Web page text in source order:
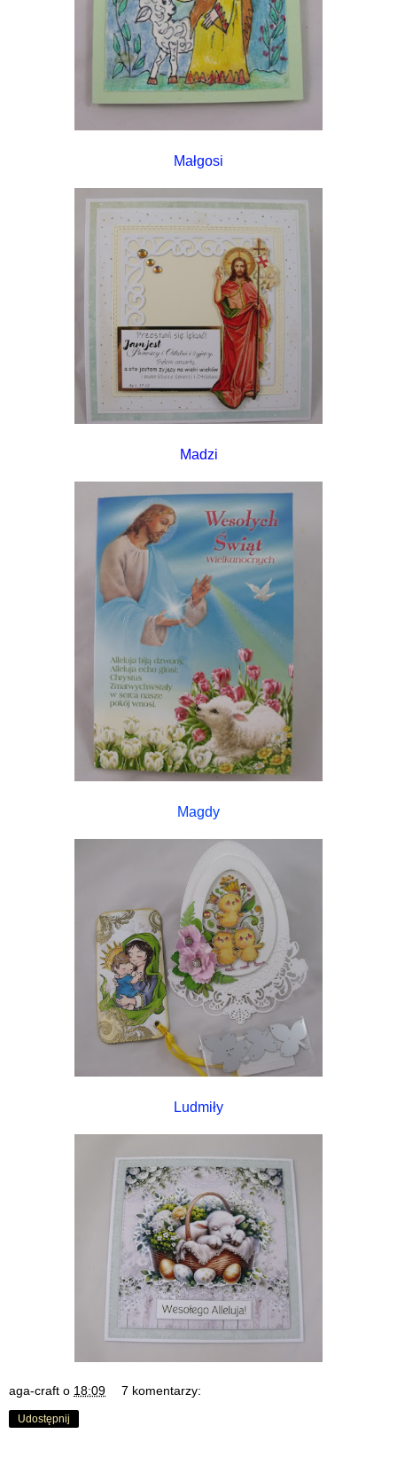
Małgosi
Madzi
Magdy
Ludmiły
aga-craft o 18:09 7 komentarzy:
Udostępnij